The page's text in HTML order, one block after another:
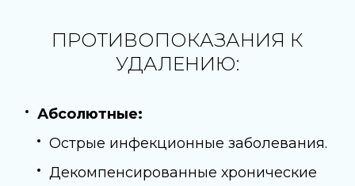
ПРОТИВОПОКАЗАНИЯ К
УДАЛЕНИЮ:
Абсолютные:
Острые инфекционные заболевания.
Декомпенсированные хронические